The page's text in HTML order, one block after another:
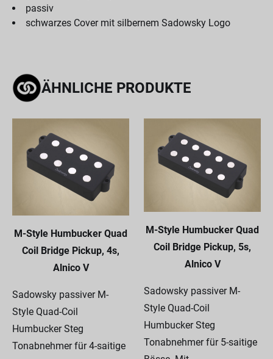
passiv
schwarzes Cover mit silbernem Sadowsky Logo
ÄHNLICHE PRODUKTE
M-Style Humbucker Quad
Coil Bridge Pickup, 4s,
Alnico V
Sadowsky passiver M-
Style Quad-Coil
Humbucker Steg
Tonabnehmer für 4-saitige
M-Style Humbucker Quad
Coil Bridge Pickup, 5s,
Alnico V
Sadowsky passiver M-
Style Quad-Coil
Humbucker Steg
Tonabnehmer für 5-saitige